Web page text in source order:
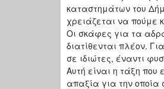
καταστημάτων του
χρειάζεται να πούμε
Οι σκάφες για τα
διατίθενται πλέον.
σε ιδιώτες, έναντι
Αυτή είναι η τάξη
απαξία για την οποία